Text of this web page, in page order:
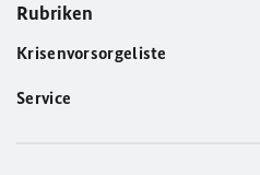
Rubriken
Krisenvorsorgeliste
Service